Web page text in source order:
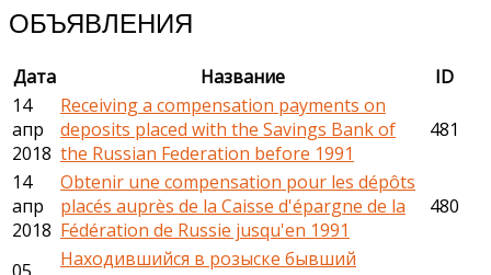
ОБЪЯВЛЕНИЯ
Дата Название
ID
14
апр
2018
Receiving a compensation payments on
deposits placed with the Savings Bank of
the Russian Federation before 1991
481
14
апр
2018
Obtenir une compensation pour les dépôts
placés auprès de la Caisse d'épargne de la
Fédération de Russie jusqu'en 1991
480
Находившийся в розыске бывший